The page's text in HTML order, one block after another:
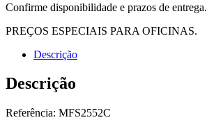
Confirme disponibilidade e prazos de entrega.
PREÇOS ESPECIAIS PARA OFICINAS.
Descrição
Descrição
Referência: MFS2552C